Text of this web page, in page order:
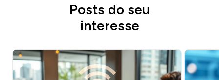
Posts do seu
interesse